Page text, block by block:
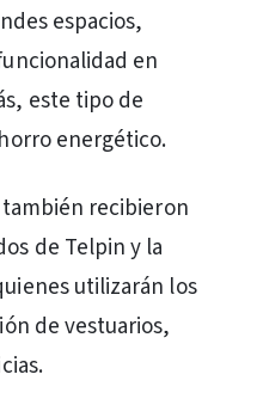
espacios,
en
este tipo de
energético.
recibieron
de Telpin y la
utilizarán los
de vestuarios,